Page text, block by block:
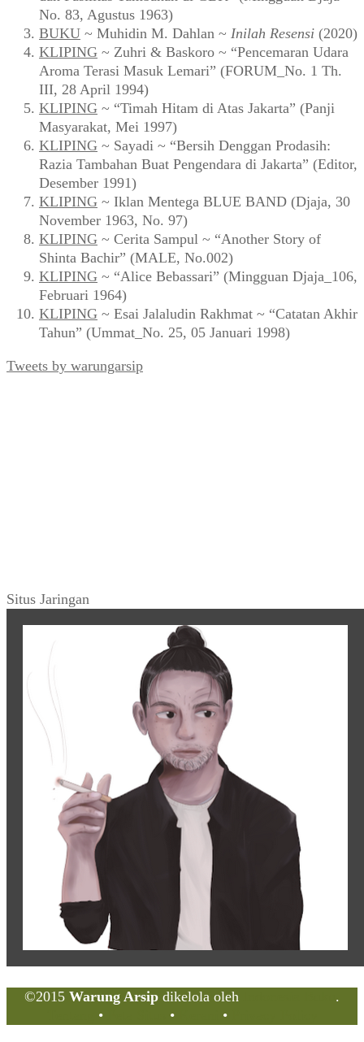
No. 83, Agustus 1963)
BUKU ~ Muhidin M. Dahlan ~ Inilah Resensi (2020)
KLIPING ~ Zuhri & Baskoro ~ “Pencemaran Udara
Aroma Terasi Masuk Lemari” (FORUM_No. 1 Th.
III, 28 April 1994)
KLIPING ~ “Timah Hitam di Atas Jakarta” (Panji
Masyarakat, Mei 1997)
KLIPING ~ Sayadi ~ “Bersih Denggan Prodasih:
Razia Tambahan Buat Pengendara di Jakarta” (Editor,
Desember 1991)
KLIPING ~ Iklan Mentega BLUE BAND (Djaja, 30
November 1963, No. 97)
KLIPING ~ Cerita Sampul ~ “Another Story of
Shinta Bachir” (MALE, No.002)
KLIPING ~ “Alice Bebassari” (Mingguan Djaja_106,
Februari 1964)
KLIPING ~ Esai Jalaludin Rakhmat ~ “Catatan Akhir
Tahun” (Ummat_No. 25, 05 Januari 1998)
Tweets by warungarsip
Situs Jaringan
©2015 Warung Arsip dikelola oleh
.
• • •